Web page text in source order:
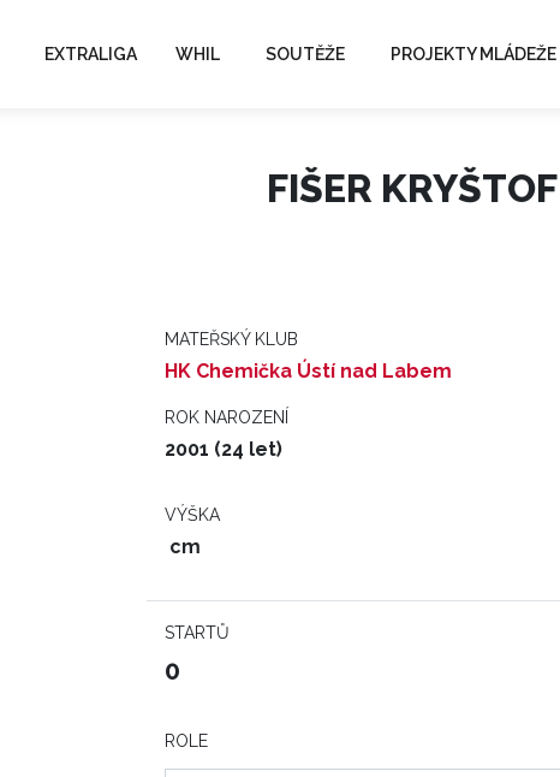
EXTRALIGA WHIL SOUTĚŽE PROJEKTY MLÁDEŽE
FIŠER KRYŠTOF
MATEŘSKÝ KLUB
HK Chemička Ústí nad Labem
ROK NAROZENÍ
2001 (24 let)
VÝŠKA
cm
STARTŮ
0
ROLE